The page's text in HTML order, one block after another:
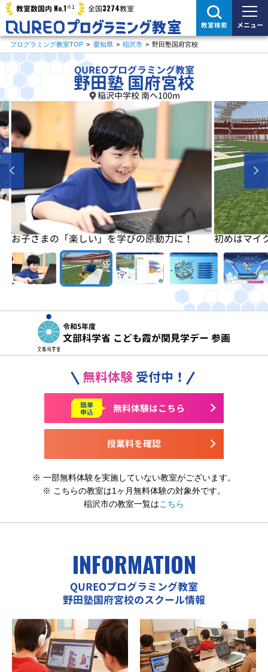
教室数国内 No.1※1 全国3274教室
教室検索 メニュー
プログラミング教室TOP > 愛知県 > 稲沢市 > 野田塾国府宮校
QUREOプログラミング教室
野田塾 国府宮校
稲沢中学校 南へ100m
！ 初めはマイクラで楽しく基本を学びます 基本
令和5年度
文部科学省 こども霞が関見学デー 参画
無料体験 受付中！
授業料を確認
簡単
申込 無料体験はこちら
※ 一部無料体験を実施していない教室がございます。
※ こちらの教室は1ヶ月無料体験の対象外です。
稲沢市の教室一覧はこちら
INFORMATION
QUREOプログラミング教室
野田塾国府宮校のスクール情報